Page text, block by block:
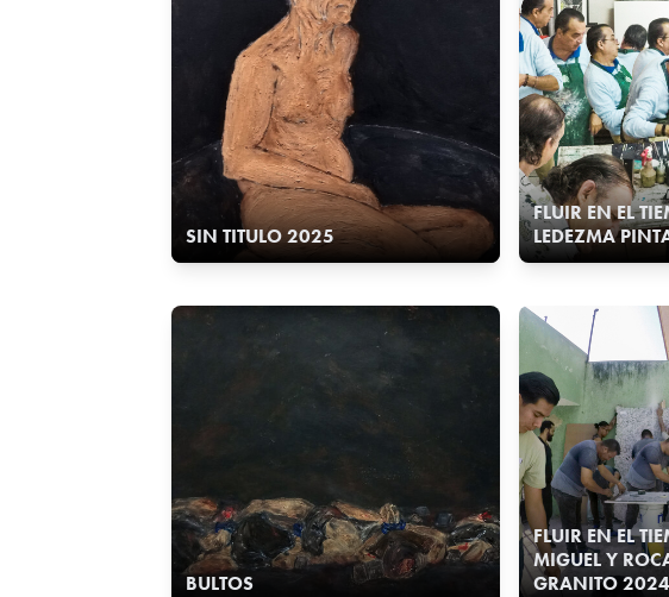
SIN TITULO 2025
FLUIR EN EL
LEDEZMA
BULTOS
FLUIR EN EL
MIGUEL Y
GRANITO 2024